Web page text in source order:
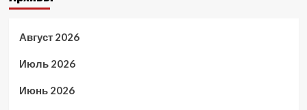
Август 2026
Июль 2026
Июнь 2026